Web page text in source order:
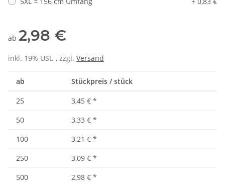
ab 2,98 €
inkl. 19% USt. , zzgl. Versand
ab Stückpreis / stück
25 3,45 € *
50
3,33 € *
100
3,21 € *
250
3,09 € *
500
2,98 € *